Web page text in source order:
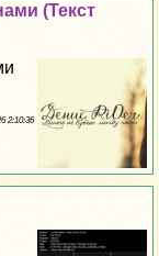
(Текст
2:10:36